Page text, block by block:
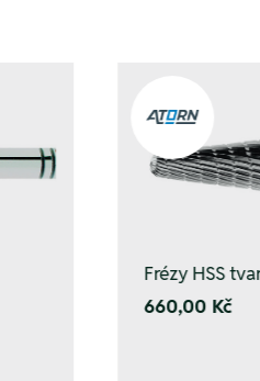
Frézy HSS
660,00 Kč